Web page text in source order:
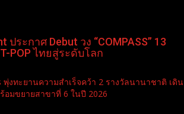
ประกาศ Debut วง “COMPASS” 13
POP ไทยสู่ระดับโลก
พุ่งทะยานความสำเร็จคว้า 2 รางวัลนานาชาติ เดิน
อมขยายสาขาที่ 6 ในปี 2026